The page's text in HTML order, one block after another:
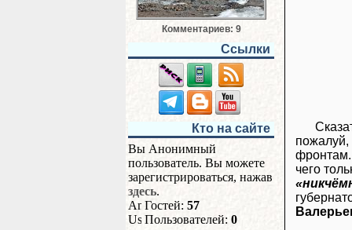
Комментариев: 9
Ссылки
Кто на сайте
Вы Анонимный
пользователь. Вы можете
зарегистрироваться, нажав
здесь.
Гостей: 57
Пользователей: 0
пожалуй,
фронтам.
чего